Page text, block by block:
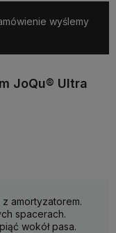
wyślemy
JoQu® Ultra
amortyzatorem.
spacerach.
wokół pasa.